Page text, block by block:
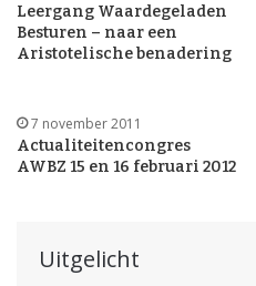
Leergang Waardegeladen
Besturen – naar een
Aristotelische benadering
7 november 2011
Actualiteitencongres
AWBZ 15 en 16 februari 2012
Uitgelicht